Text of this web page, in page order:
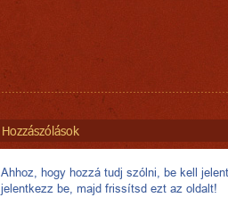
Hozzászólások
Ahhoz, hogy hozzá tudj szólni, be kell
jelentkezz be, majd frissítsd ezt az oldalt!